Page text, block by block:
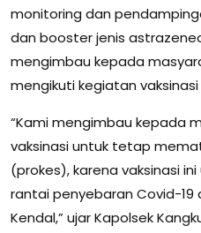
monitoring dan
dan booster jenis
mengimbau kepada
mengikuti kegiatan
“Kami mengimbau kepada
vaksinasi untuk tetap
(prokes), karena vaksinasi
rantai penyebaran Covid-19
Kendal,” ujar Kapolsek